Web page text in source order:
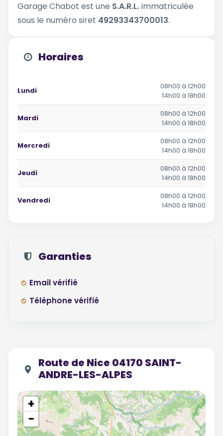
Garage Chabot est une S.A.R.L.immatriculée
sous le numéro siret 49293343700013.
Horaires
Lundi
08h00 à 12h00
14h00 à 18h00
Mardi
08h00 à 12h00
14h00 à 18h00
Mercredi
08h00 à 12h00
14h00 à 18h00
Jeudi
08h00 à 12h00
14h00 à 18h00
Vendredi
08h00 à 12h00
14h00 à 18h00
Garanties
Email vérifié
Téléphone vérifié
Route de Nice 04170 SAINT-
ANDRE-LES-ALPES
+
−